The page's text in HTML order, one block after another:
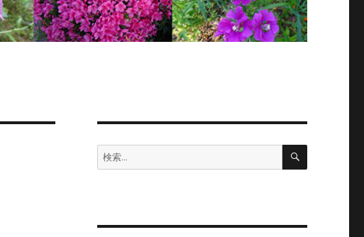
検
索:
検